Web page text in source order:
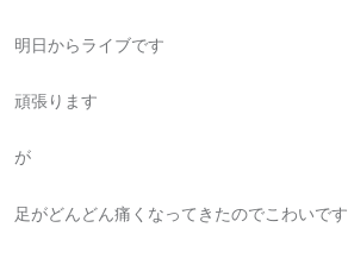
明日からライブです
頑張ります
が
足がどんどん痛くなってきたのでこわいです